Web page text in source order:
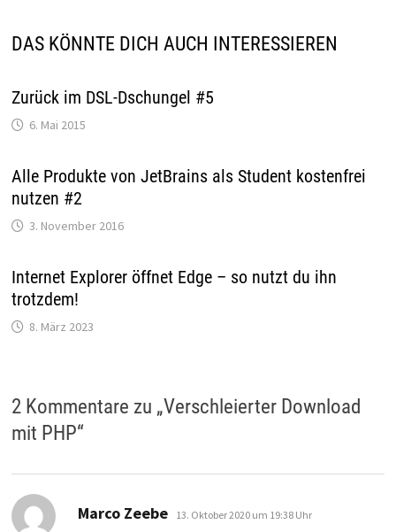
DAS KÖNNTE DICH AUCH INTERESSIEREN
Zurück im DSL-Dschungel #5
6. Mai 2015
Alle Produkte von JetBrains als Student kostenfrei
nutzen #2
3. November 2016
Internet Explorer öffnet Edge – so nutzt du ihn
trotzdem!
8. März 2023
2 Kommentare zu „Verschleierter Download
mit PHP“
Marco Zeebe sagt:
13. Oktober 2020 um 19:38 Uhr